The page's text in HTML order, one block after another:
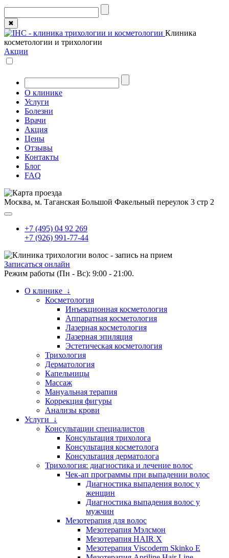
✖
Клиника
косметологии и трихологии
Акции
О клинике
Услуги
Болезни
Врачи
Акция
Цены
Отзывы
Контакты
Блог
FAQ
Москва, м. Таганская Большой Факельный переулок 3 стр 2
+7 (495) 04 92 269
+7 (926) 991-77-44
Записаться онлайн
Режим работы (Пн - Вс): 9:00 - 21:00.
О клинике ↓
Косметология
Инъекционная косметология
Аппаратная косметология
Лазерная косметология
Лазерная эпиляция
Эстетическая косметология
Трихология
Дерматология
Капельницы
Массаж
Мануальная терапия
Коррекция фигуры
Анализы крови
Услуги ↓
Консультации специалистов
Консультация трихолога
Консультация косметолога
Консультация дерматолога
Трихология: диагностика и лечение волос
Чек-ап программы при выпадении волос
Диагностика выпадения волос у
женщин
Диагностика выпадения волос у
мужчин
Мезотерапия для волос
Мезотерапия Мэлсмон
Мезотерапия HAIR X
Мезотерапия Viscoderm Skinko E